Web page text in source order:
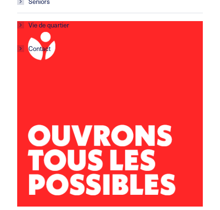
Vie de quartier
Contact
vitrolles@leolagrange.org